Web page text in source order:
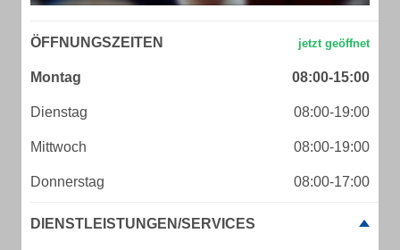
ÖFFNUNGSZEITEN
Montag 08:00-15:00
Dienstag 08:00-19:00
Mittwoch 08:00-19:00
Donnerstag 08:00-17:00
DIENSTLEISTUNGEN/SERVICES